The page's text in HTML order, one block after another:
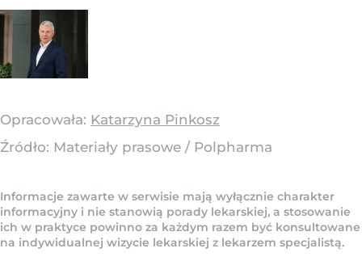
Opracowała: Katarzyna Pinkosz
Źródło: Materiały prasowe / Polpharma
Informacje zawarte w serwisie mają wyłącznie charakter
informacyjny i nie stanowią porady lekarskiej, a stosowanie
ich w praktyce powinno za każdym razem być konsultowane
na indywidualnej wizycie lekarskiej z lekarzem specjalistą.